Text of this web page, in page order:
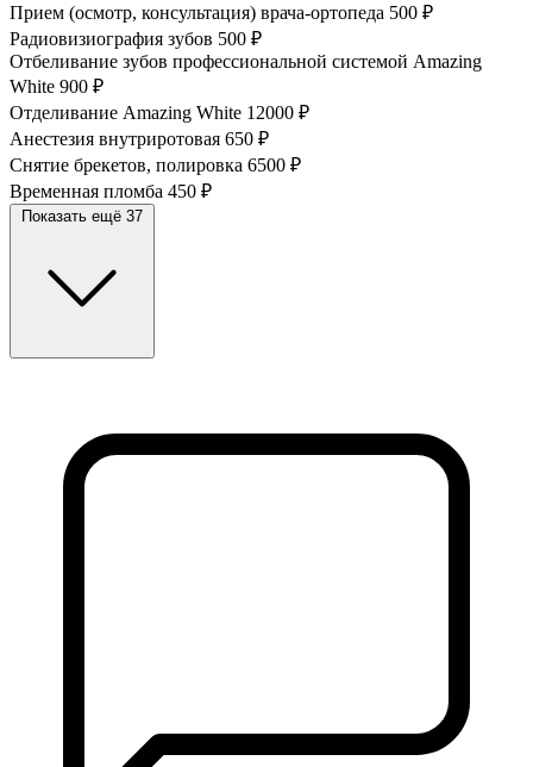
Прием (осмотр, консультация) врача-ортопеда 500 ₽
Радиовизиография зубов 500 ₽
Отбеливание зубов профессиональной системой Amazing
White 900 ₽
Отделивание Amazing White 12000 ₽
Анестезия внутриротовая 650 ₽
Снятие брекетов, полировка 6500 ₽
Временная пломба 450 ₽
Показать ещё 37